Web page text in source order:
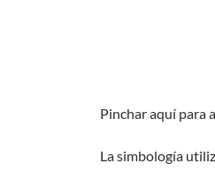
Pinchar aquí para
La simbología